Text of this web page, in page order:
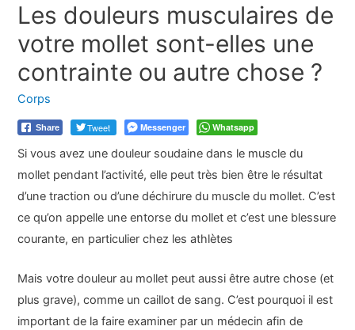
Les douleurs musculaires de
votre mollet sont-elles une
contrainte ou autre chose ?
Corps
Share Tweet Messenger Whatsapp
Si vous avez une douleur soudaine dans le muscle du
mollet pendant l’activité, elle peut très bien être le résultat
d’une traction ou d’une déchirure du muscle du mollet. C’est
ce qu’on appelle une entorse du mollet et c’est une blessure
courante, en particulier chez les athlètes
Mais votre douleur au mollet peut aussi être autre chose (et
plus grave), comme un caillot de sang. C’est pourquoi il est
important de la faire examiner par un médecin afin de